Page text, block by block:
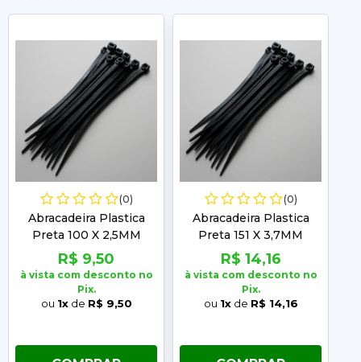
(0)
Abracadeira Plastica
Preta 100 X 2,5MM
Embalagem com 100
Unidades Frontec
R$ 9,50
à vista com desconto no
Pix.
ou 1xde R$ 9,50
(0)
Abracadeira Plastica
Preta 151 X 3,7MM
Embalagem com 100
Unidades Frontec
R$ 14,16
à vista com desconto no
Pix.
ou 1xde R$ 14,16